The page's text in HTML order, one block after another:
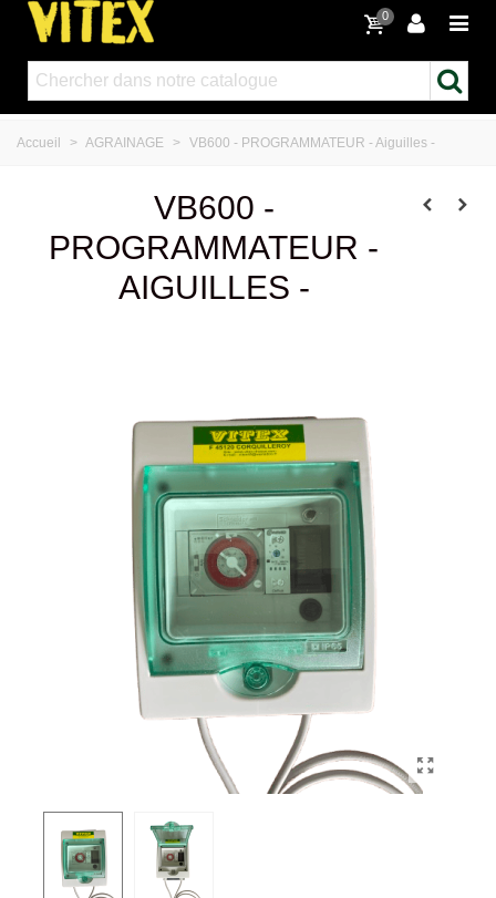
0
Accueil > AGRAINAGE > VB600 - PROGRAMMATEUR - Aiguilles -
VB600 -
PROGRAMMATEUR -
AIGUILLES -